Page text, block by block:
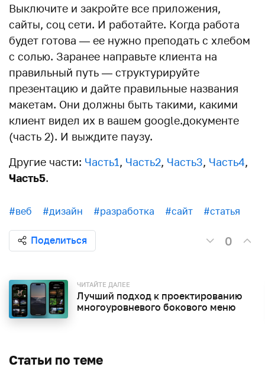
Выключите и закройте все приложения,
сайты, соц сети. И работайте. Когда работа
будет готова — ее нужно преподать с хлебом
с солью. Заранее направьте клиента на
правильный путь — структурируйте
презентацию и дайте правильные названия
макетам. Они должны быть такими, какими
клиент видел их в вашем google.документе
(часть 2). И выждите паузу.
Другие части: Часть1, Часть2, Часть3, Часть4,
Часть5.
#веб #дизайн #разработка #сайт #статья
Поделиться 0
ЧИТАЙТЕ ДАЛЕЕ
Лучший подход к проектированию
многоуровневого бокового меню
Статьи по теме